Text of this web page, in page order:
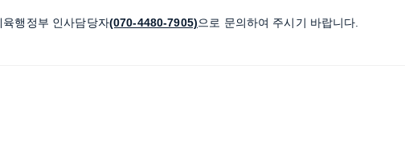
육행정부 인사담당자(070-4480-7905)으로 문의하여 주시기 바랍니다.